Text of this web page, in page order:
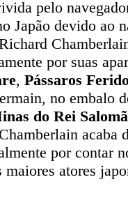
pelo
Japão devido ao
por suas
, Pássaros
no embalo
do Rei
acaba
por contar
atores